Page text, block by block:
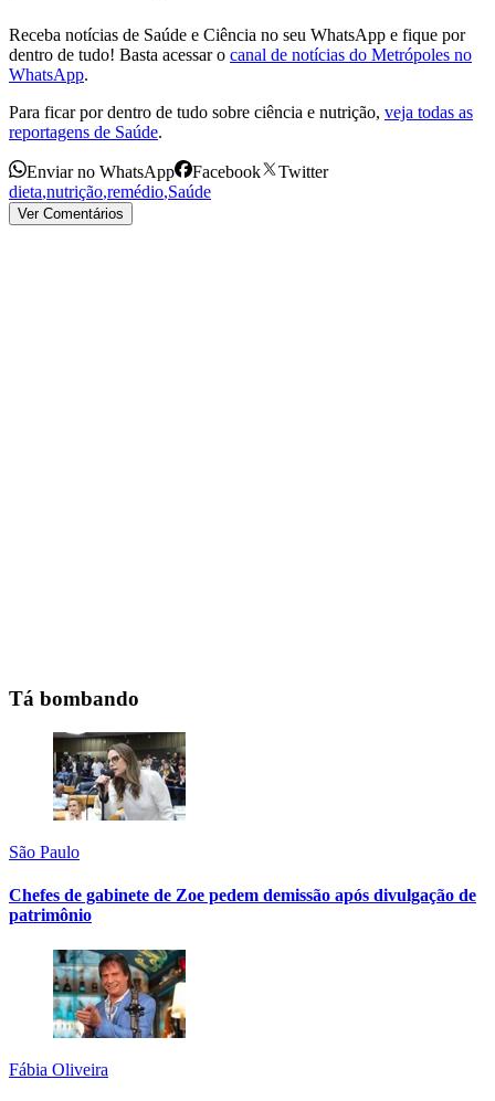
Receba notícias de Saúde e Ciência no seu WhatsApp e fique por
dentro de tudo! Basta acessar o canal de notícias do Metrópoles no
WhatsApp.
Para ficar por dentro de tudo sobre ciência e nutrição, veja todas as
reportagens de Saúde.
Enviar no WhatsApp Facebook
Twitter
dieta,nutrição,remédio,Saúde
Ver Comentários
Tá bombando
São Paulo
Chefes de gabinete de Zoe pedem demissão após divulgação de
patrimônio
Fábia Oliveira